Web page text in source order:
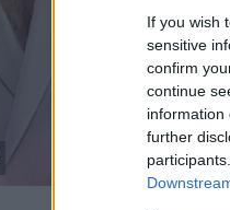
If you wish
sensitive
confirm
continue
information
further